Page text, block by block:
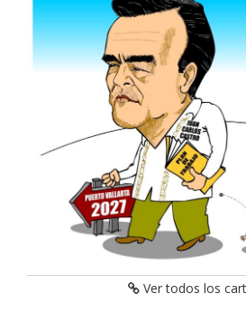
Ver todos los